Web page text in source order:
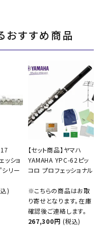
おすすめ商品
ショ
リー
)
【セット商品】ヤマハ
YAMAHA YPC-62ピッ
コロ プロフェッショナル
※こちらの商品はお取
り寄せとなります。在庫
確認後ご連絡します。
267,300円 (税込)